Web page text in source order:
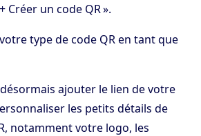
Créer un code QR ».
type de code QR en tant que
ajouter le lien de votre
les petits détails de
notamment votre logo, les